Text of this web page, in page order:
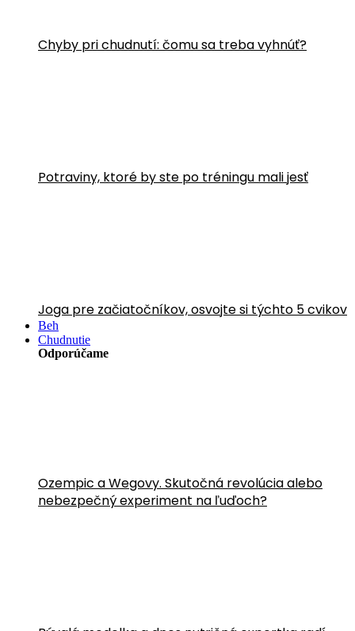
Chyby pri chudnutí: čomu sa treba vyhnúť?
Potraviny, ktoré by ste po tréningu mali jesť
Joga pre začiatočníkov, osvojte si týchto 5 cvikov
Beh
Chudnutie
Odporúčame
Ozempic a Wegovy. Skutočná revolúcia alebo
nebezpečný experiment na ľuďoch?